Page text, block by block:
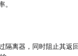
。
隔离器，同时阻止其返